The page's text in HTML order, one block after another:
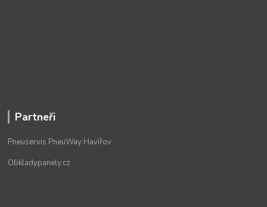
Partneři
Pneuservis PneuWay Havířov
Obkladypanely.cz